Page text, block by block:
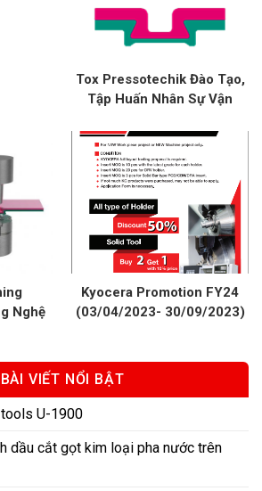
Tox Pressotechik Đào Tạo,
Tập Huấn Nhân Sự Vận
Xy Lanh Tại Nhà Máy
Nghệ
Kyocera Promotion FY24
(03/04/2023- 30/09/2023)
BÀI VIẾT NỔI BẬT
U-1900
dầu cắt gọt kim loại pha nước trên